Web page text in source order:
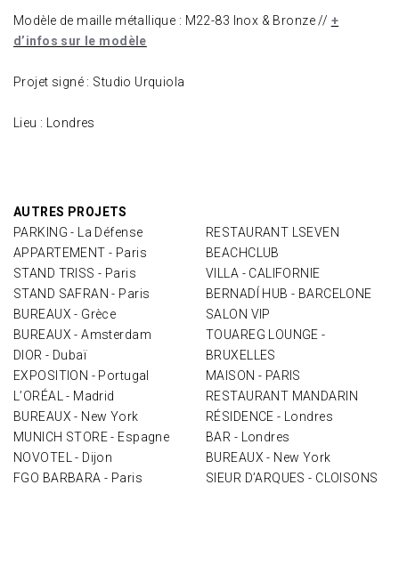
Modèle de maille métallique : M22-83 Inox & Bronze // +
d’infos sur le modèle
Projet signé : Studio Urquiola
Lieu : Londres
AUTRES PROJETS
PARKING - La Défense
APPARTEMENT - Paris
STAND TRISS - Paris
STAND SAFRAN - Paris
BUREAUX - Grèce
BUREAUX - Amsterdam
DIOR - Dubaï
EXPOSITION - Portugal
L’ORÉAL - Madrid
BUREAUX - New York
MUNICH STORE - Espagne
NOVOTEL - Dijon
FGO BARBARA - Paris
RESTAURANT LSEVEN
BEACHCLUB
VILLA - CALIFORNIE
BERNADÍ HUB - BARCELONE
SALON VIP
TOUAREG LOUNGE -
BRUXELLES
MAISON - PARIS
RESTAURANT MANDARIN
RÉSIDENCE - Londres
BAR - Londres
BUREAUX - New York
SIEUR D’ARQUES - CLOISONS